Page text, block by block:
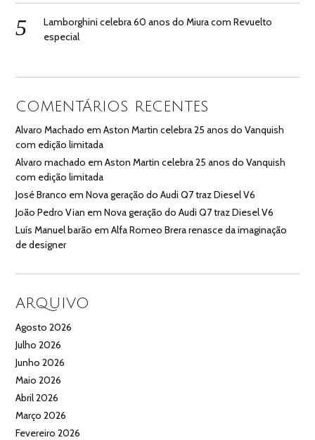
Lamborghini celebra 60 anos do Miura com Revuelto
especial
COMENTÁRIOS RECENTES
Alvaro Machado emAston Martin celebra 25 anos do Vanquish
com edição limitada
Alvaro machado emAston Martin celebra 25 anos do Vanquish
com edição limitada
José Branco emNova geração do Audi Q7 traz Diesel V6
João Pedro Vian emNova geração do Audi Q7 traz Diesel V6
Luís Manuel barão emAlfa Romeo Brera renasce da imaginação
de designer
ARQUIVO
Agosto 2026
Julho 2026
Junho 2026
Maio 2026
Abril 2026
Março 2026
Fevereiro 2026